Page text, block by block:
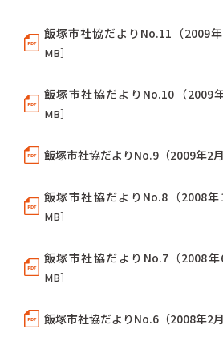
飯塚市社協だよりNo.11（2009年
MB］
飯塚市社協だよりNo.10（2009
MB］
飯塚市社協だよりNo.9（2009年2月
飯塚市社協だよりNo.8（2008年
MB］
飯塚市社協だよりNo.7（2008年
MB］
飯塚市社協だよりNo.6（2008年2月